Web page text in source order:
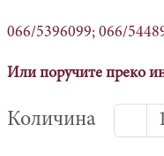
066/5396099; 066/
Или поручите преко